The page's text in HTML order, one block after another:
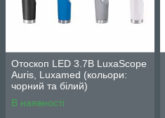
Отоскоп LED 3.7В LuxaScope
Auris, Luxamed (кольори:
чорний та білий)
В наявності